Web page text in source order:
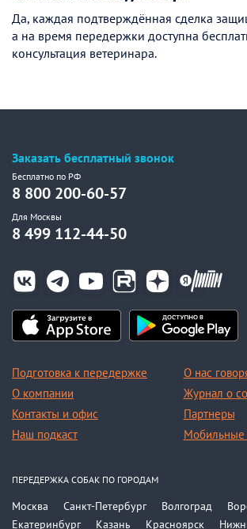
Да, каждая подтверждённая сделка
а на время передержки доступна
консультация ветеринара.
Заказать бесплатный звонок
Бесплатно по РФ
8 800 200-60-57
Для Москвы
8 499 112-44-50
Подготовка к передержке
О компании
Контакты и офис
Наш подкаст
О нас
Журнал о
Партнеры
Мобильные
ПЕРЕДЕРЖКА СОБАК ПО ГОРОДАМ
Москва Санкт-Петербург Волгоград
Екатеринбург
Казань Красноярск